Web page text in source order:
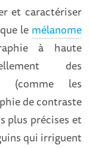
et caractériser
le mélanome
à haute
des
(comme les
de contraste
plus précises et
qui irriguent